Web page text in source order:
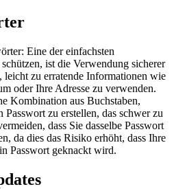
Eine der einfachsten
ist die Verwendung sicherer
leicht zu erratende Informationen wie
oder Ihre Adresse zu verwenden.
Kombination aus Buchstaben,
zu erstellen, das schwer zu
dass Sie dasselbe Passwort
da dies das Risiko erhöht, dass Ihre
Passwort geknackt wird.